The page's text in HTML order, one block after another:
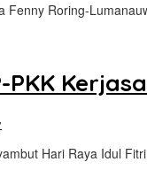
Fenny Roring-
Hari Raya Idul Fitri